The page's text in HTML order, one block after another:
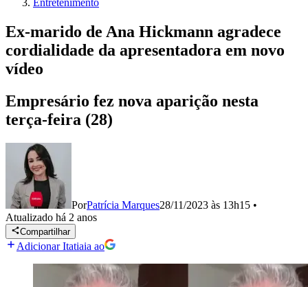
Entretenimento
Ex-marido de Ana Hickmann agradece
cordialidade da apresentadora em novo
vídeo
Empresário fez nova aparição nesta
terça-feira (28)
PorPatrícia Marques28/11/2023 às 13h15 •
Atualizado há 2 anos
Compartilhar
Adicionar Itatiaia ao